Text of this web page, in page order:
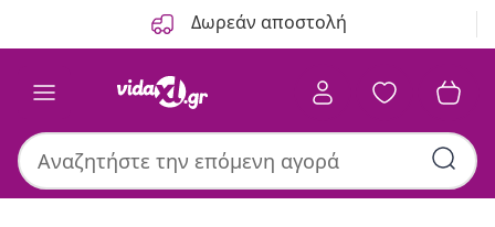
Δωρεάν αποστολή